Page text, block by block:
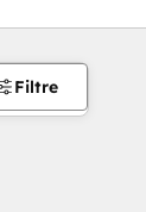
Filtre